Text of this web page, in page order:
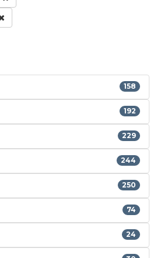
158
192
229
244
250
74
24